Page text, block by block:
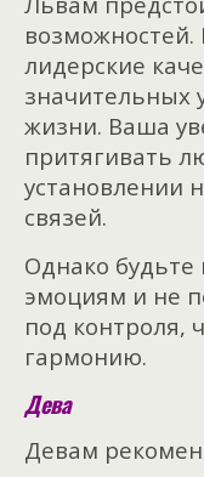
лидерские
значительных
жизни. Ваша
притягивать
установлении
связей.
Однако
эмоциям и не
под контроля,
гармонию.
Дева
Девам